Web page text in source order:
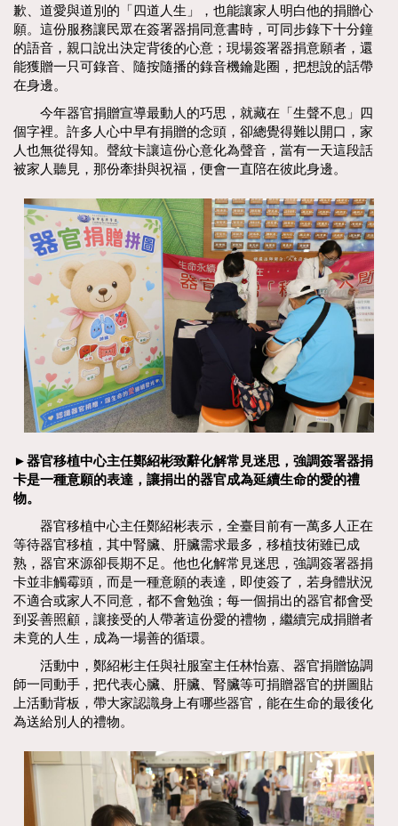
歉、道愛與道別的「四道人生」，也能讓家人明白他的捐贈心
願。這份服務讓民眾在簽署器捐同意書時，可同步錄下十分鐘
的語音，親口說出決定背後的心意；現場簽署器捐意願者，還
能獲贈一只可錄音、隨按隨播的錄音機鑰匙圈，把想說的話帶
在身邊。
今年器官捐贈宣導最動人的巧思，就藏在「生聲不息」四
個字裡。許多人心中早有捐贈的念頭，卻總覺得難以開口，家
人也無從得知。聲紋卡讓這份心意化為聲音，當有一天這段話
被家人聽見，那份牽掛與祝福，便會一直陪在彼此身邊。
►器官移植中心主任鄭紹彬致辭化解常見迷思，強調簽署器捐
卡是一種意願的表達，讓捐出的器官成為延續生命的愛的禮
物。
器官移植中心主任鄭紹彬表示，全臺目前有一萬多人正在
等待器官移植，其中腎臟、肝臟需求最多，移植技術雖已成
熟，器官來源卻長期不足。他也化解常見迷思，強調簽署器捐
卡並非觸霉頭，而是一種意願的表達，即使簽了，若身體狀況
不適合或家人不同意，都不會勉強；每一個捐出的器官都會受
到妥善照顧，讓接受的人帶著這份愛的禮物，繼續完成捐贈者
未竟的人生，成為一場善的循環。
活動中，鄭紹彬主任與社服室主任林怡嘉、器官捐贈協調
師一同動手，把代表心臟、肝臟、腎臟等可捐贈器官的拼圖貼
上活動背板，帶大家認識身上有哪些器官，能在生命的最後化
為送給別人的禮物。